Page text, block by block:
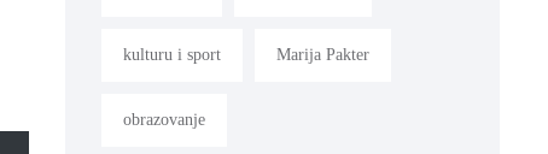
kulturu i sport Marija Pakter
obrazovanje